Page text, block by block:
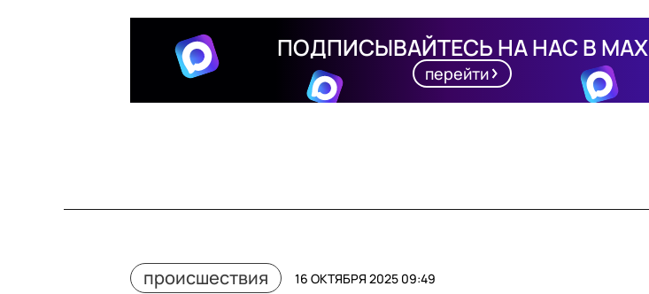
ПОДПИСЫВАЙТЕСЬ НА НАС В MAX
перейти
происшествия 16 ОКТЯБРЯ 2025 09:49